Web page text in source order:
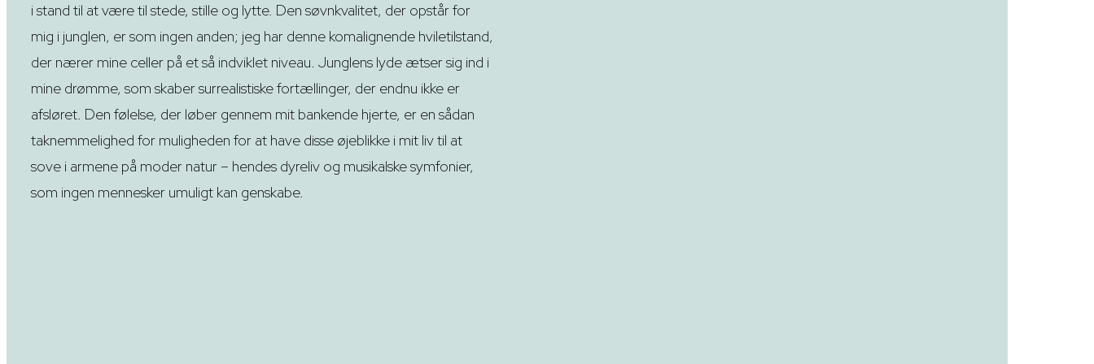
i stand til at være til stede, stille og lytte. Den søvnkvalitet, der opstår for
mig i junglen, er som ingen anden; jeg har denne komalignende hviletilstand,
der nærer mine celler på et så indviklet niveau. Junglens lyde ætser sig ind i
mine drømme, som skaber surrealistiske fortællinger, der endnu ikke er
afsløret. Den følelse, der løber gennem mit bankende hjerte, er en sådan
taknemmelighed for muligheden for at have disse øjeblikke i mit liv til at
sove i armene på moder natur – hendes dyreliv og musikalske symfonier,
som ingen mennesker umuligt kan genskabe.